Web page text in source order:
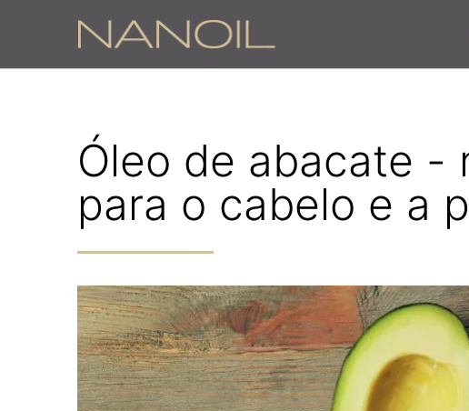
Óleo de abacate -
para o cabelo e a